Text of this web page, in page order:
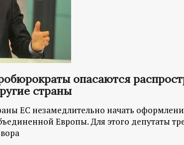
опасаются
страны
ЕС незамедлительно начать
Европы. Для этого депутаты